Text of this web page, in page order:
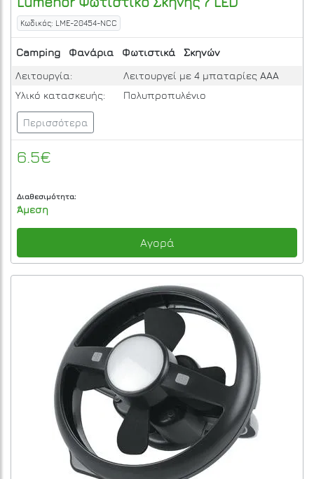
Κωδικός: LME-20454-NCC
Camping Φανάρια Φωτιστικά
Σκηνών
Λειτουργία:
Λειτουργεί με 4 μπαταρίες ΑΑΑ
Υλικό κατασκευής:
Πολυπροπυλένιο
Περισσότερα
6.5€
Διαθεσιμότητα:
Άμεση
Αγορά